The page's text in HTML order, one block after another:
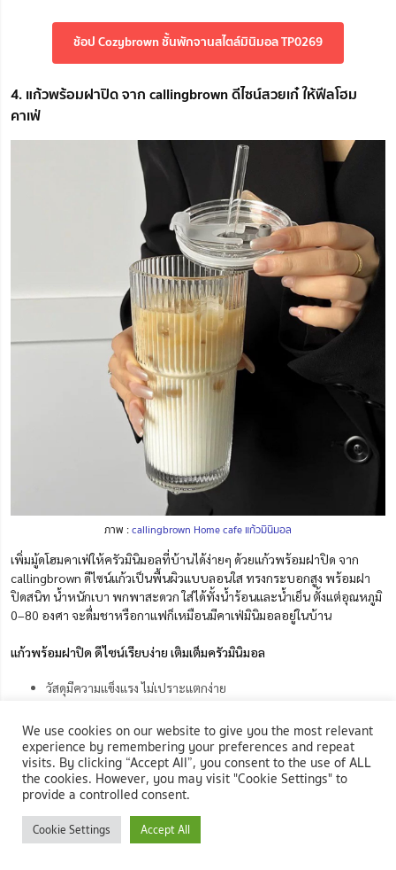
ช้อป Cozybrown ชั้นพักจานสไตล์มินิมอล TP0269
4. แก้วพร้อมฝาปิด จาก callingbrown ดีไซน์สวยเก๋ ให้ฟีลโฮม
คาเฟ่
ภาพ :callingbrown Home cafe แก้วมินิมอล
เพิ่มมู้ดโฮมคาเฟ่ให้ครัวมินิมอลที่บ้านได้ง่ายๆ ด้วยแก้วพร้อมฝาปิด จาก
callingbrown ดีไซน์แก้วเป็นพื้นผิวแบบลอนใส ทรงกระบอกสูง พร้อมฝา
ปิดสนิท น้ำหนักเบา พกพาสะดวก ใส่ได้ทั้งน้ำร้อนและน้ำเย็น ตั้งแต่อุณหภูมิ
0–80 องศา จะดื่มชาหรือกาแฟก็เหมือนมีคาเฟ่มินิมอลอยู่ในบ้าน
แก้วพร้อมฝาปิด ดีไซน์เรียบง่าย เติมเต็มครัวมินิมอล
วัสดุมีความแข็งแรง ไม่เปราะแตกง่าย
ราคา 129 บาท*
ช้อป callingbrown Home cafe แก้วมินิมอล
We use cookies on our website to give you the most relevant
experience by remembering your preferences and repeat
visits. By clicking “Accept All”, you consent to the use of ALL
the cookies. However, you may visit "Cookie Settings" to
provide a controlled consent.
Cookie Settings Accept All